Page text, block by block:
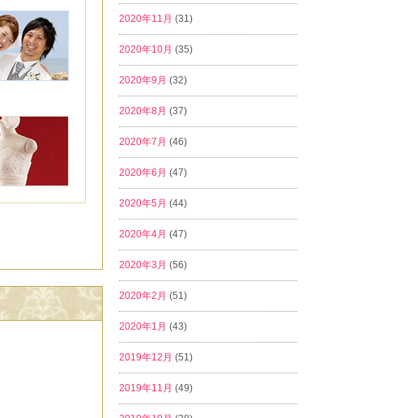
2020年11月 (31)
2020年10月 (35)
2020年9月 (32)
2020年8月 (37)
2020年7月 (46)
2020年6月 (47)
2020年5月 (44)
2020年4月 (47)
2020年3月 (56)
2020年2月 (51)
2020年1月 (43)
2019年12月 (51)
2019年11月 (49)